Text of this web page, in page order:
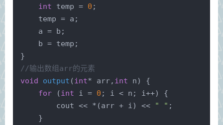
int temp = 0 ;
    temp = a;
    a = b;
    b = temp;
}
//输出数组arr的元素
void
output (int* arr, int n)
{
for (int i = 0 ; i < n; i++) {
        cout << *(arr + i) <<
" " ;
    }